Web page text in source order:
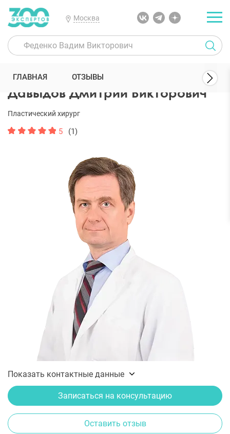
Москва
300 Экспертов Пластические хирурги Давыдов Дмитрий
Давыдов Дмитрий Викторович
Пластический хирург
5 (1)
Показать контактные данные
Записаться на консультацию
Оставить отзыв
ГЛАВНАЯ ОТЗЫВЫ